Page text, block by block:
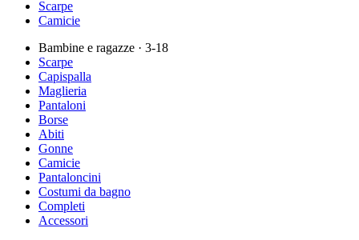
Scarpe
Camicie
Bambine e ragazze · 3-18
Scarpe
Capispalla
Maglieria
Pantaloni
Borse
Abiti
Gonne
Camicie
Pantaloncini
Costumi da bagno
Completi
Accessori